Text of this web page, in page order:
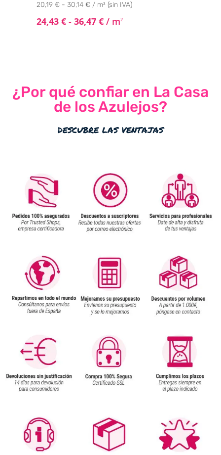
20,19 € - 30,14 € / m² (sin IVA)
24,43 € - 36,47 € / m2
¿Por qué confiar en La Casa
de los Azulejos?
descubre las ventajas